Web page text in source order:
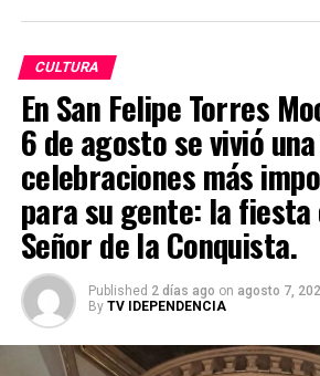
En Dolores Hidalgo, Cuna de la
celebramos con el corazón abierto
nos enriquece, y seguimos abriendo
experiencias que nos inspiran, nos
sentir parte de una misma familia: la
CULTURA
En San Felipe Torres
6 de agosto se vivió
celebraciones más
para su gente: la fiesta
Señor de la Conquista.
Published 2 días ago on agosto 7,
By TV IDEPENDENCIA